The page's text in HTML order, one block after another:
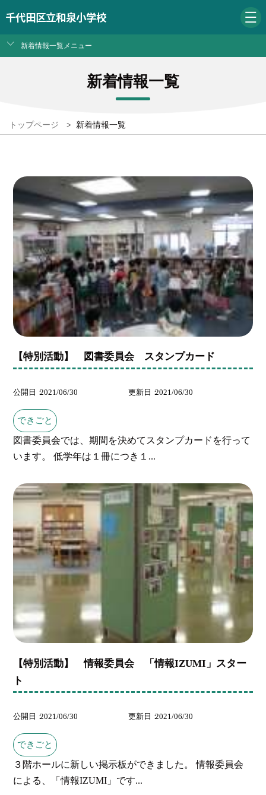
千代田区立和泉小学校
新着情報一覧メニュー
新着情報一覧
トップページ > 新着情報一覧
【特別活動】 図書委員会 スタンプカード
公開日 2021/06/30 更新日 2021/06/30
できごと
図書委員会では、期間を決めてスタンプカードを行って
います。 低学年は１冊につき１...
【特別活動】 情報委員会 「情報IZUMI」スター
ト
公開日 2021/06/30 更新日 2021/06/30
できごと
３階ホールに新しい掲示板ができました。 情報委員会
による、「情報IZUMI」です...